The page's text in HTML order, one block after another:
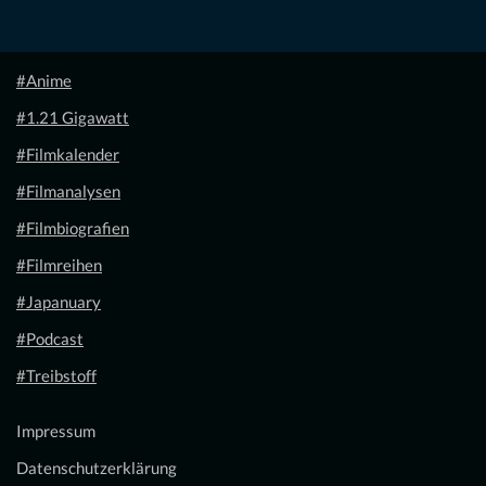
#Anime
#1.21 Gigawatt
#Filmkalender
#Filmanalysen
#Filmbiografien
#Filmreihen
#Japanuary
#Podcast
#Treibstoff
Impressum
Datenschutzerklärung